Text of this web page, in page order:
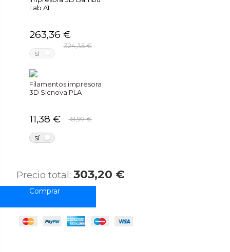
Lab A1
263,36 €
324,35 €
SÍ
Filamentos impresora
3D Sicnova PLA
11,38 € 18,97 €
SÍ
Precio total: 303,20 €